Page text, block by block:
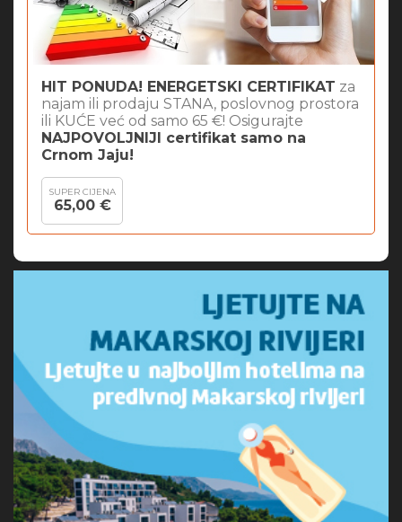
HIT PONUDA! ENERGETSKI CERTIFIKAT za
najam ili prodaju STANA, poslovnog prostora
ili KUĆE već od samo 65 €! Osigurajte
NAJPOVOLJNIJI certifikat samo na
Crnom Jaju!
SUPER CIJENA
65,00 €